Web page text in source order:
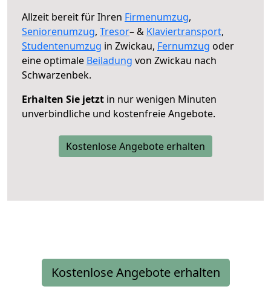
Allzeit bereit für Ihren Firmenumzug,
Seniorenumzug, Tresor– & Klaviertransport,
Studentenumzug in Zwickau, Fernumzug oder
eine optimale Beiladung von Zwickau nach
Schwarzenbek.
Erhalten Sie jetzt in nur wenigen Minuten
unverbindliche und kostenfreie Angebote.
Kostenlose Angebote erhalten
Kostenlose Angebote erhalten